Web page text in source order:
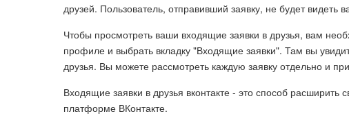
друзей. Пользователь, отправивший заявку, не будет видеть
Чтобы просмотреть ваши входящие заявки в друзья, вам
профиле и выбрать вкладку "Входящие заявки". Там вы
друзья. Вы можете рассмотреть каждую заявку отдельно и
Входящие заявки в друзья вконтакте - это способ расширить
платформе ВКонтакте.